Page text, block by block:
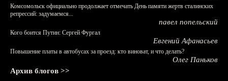
Комсомольск официально продолжает отмечать День памяти жертв сталинских
репрессий: задумаемся...
павел попельский
Кого боится Путин: Сергей Фургал
Евгений Афанасьев
Повышение платы в автобусах за проезд: кто виноват, и что делать?
Олег Паньков
Архив блогов >>